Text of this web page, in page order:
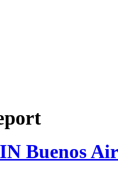
Buenos